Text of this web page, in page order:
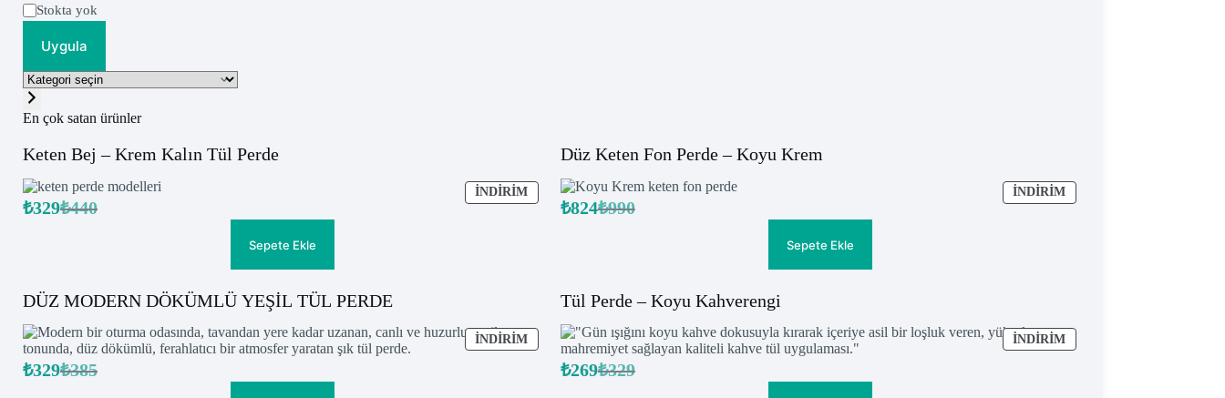
Uygunluk
Stokta yok
Uygula
Kategori
seçin
En çok satan ürünler
Keten Bej – Krem Kalın Tül Perde
İNDIRIMİNDIRIMDEKI
ÜRÜN
₺440
Orijinal
₺329Şu
Sepete Ekle
Düz Keten Fon Perde – Koyu Krem
İNDIRIMİNDIRIMDEKI
ÜRÜN
₺990
Orijinal
₺824Şu
Sepete Ekle
DÜZ MODERN DÖKÜMLÜ YEŞİL TÜL PERDE
İNDIRIMİNDIRIMDEKI
ÜRÜN
₺385
Orijinal
₺329Şu
Tül Perde – Koyu Kahverengi
İNDIRIMİNDIRIMDEKI
ÜRÜN
₺329
Orijinal
₺269Şu